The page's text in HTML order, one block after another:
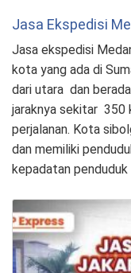
Jasa Ekspedisi
Jasa ekspedisi
kota yang ada di
dari utara dan
jaraknya sekitar 350
perjalanan. Kota
dan memiliki
kepadatan penduduk